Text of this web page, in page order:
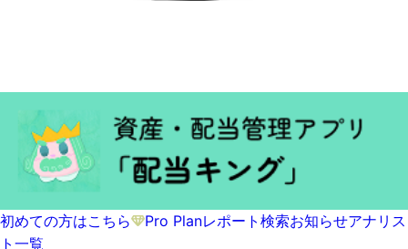
初めての方はこちら Pro Planレポート検索お知らせアナリス
ト一覧